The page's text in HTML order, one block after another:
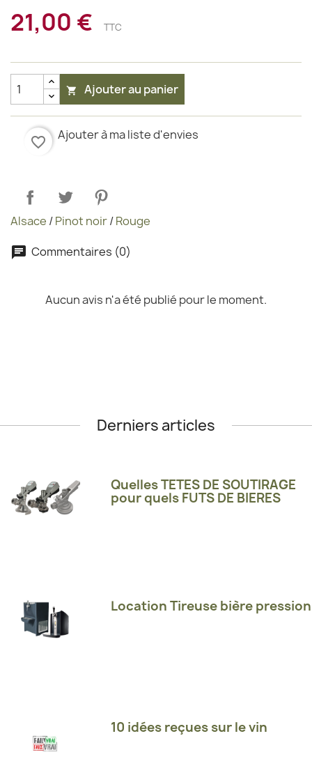
21,00 € TTC
 Ajouter au panier
favorite_border Ajouter à ma liste d'envies
Alsace /Pinot noir/Rouge
Commentaires (0)
Aucun avis n'a été publié pour le moment.
Derniers articles
Quelles TETES DE SOUTIRAGE
pour quels FUTS DE BIERES
Location Tireuse bière pression
10 idées reçues sur le vin